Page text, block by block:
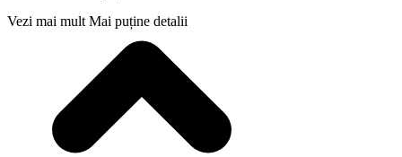
Vezi mai mult Mai puține detalii